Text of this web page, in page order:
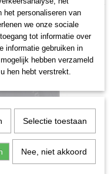
het personaliseren van
we onze sociale
tot informatie over
informatie gebruiken in
hebben verzameld
hen hebt verstrekt.
Selectie toestaan
Nee, niet akkoord